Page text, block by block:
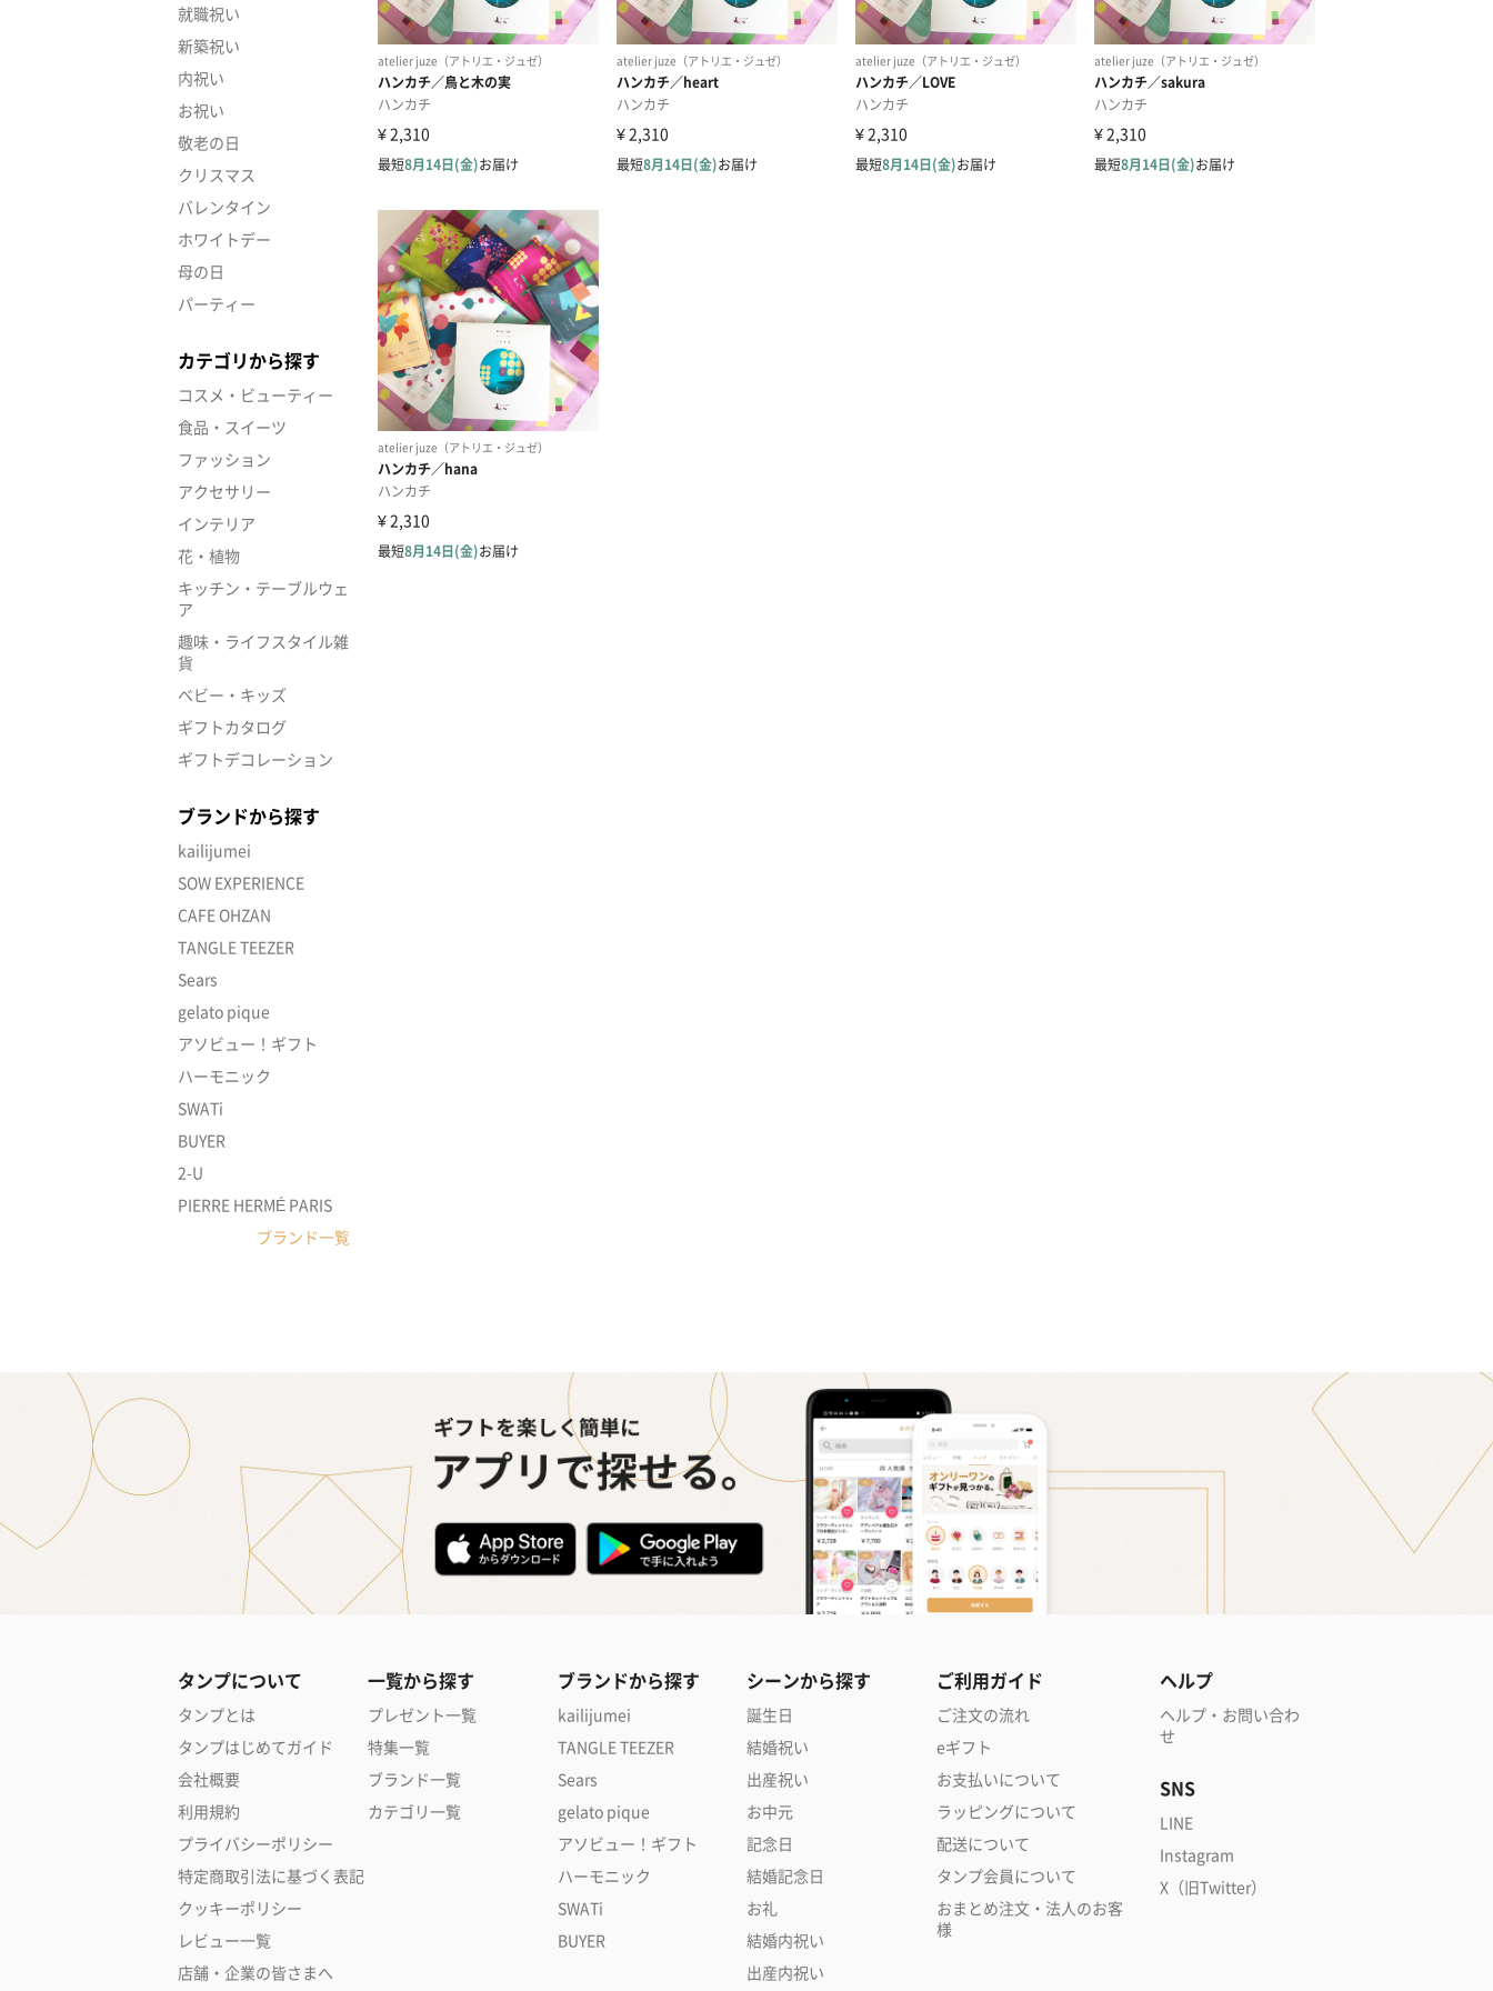
就職祝い
新築祝い
内祝い
お祝い
敬老の日
クリスマス
バレンタイン
ホワイトデー
母の日
パーティー
カテゴリから探す
コスメ・ビューティー
食品・スイーツ
ファッション
アクセサリー
インテリア
花・植物
キッチン・テーブルウェ
ア
趣味・ライフスタイル雑
貨
ベビー・キッズ
ギフトカタログ
ギフトデコレーション
ブランドから探す
kailijumei
SOW EXPERIENCE
CAFE OHZAN
TANGLE TEEZER
Sears
gelato pique
アソビュー！ギフト
ハーモニック
SWATi
BUYER
2-U
PIERRE HERMÉ PARIS
ブランド一覧
タンプについて
タンプとは
タンプはじめてガイド
会社概要
利用規約
プライバシーポリシー
特定商取引法に基づく表記
クッキーポリシー
レビュー一覧
店舗・企業の皆さまへ
一覧から探す
プレゼント一覧
特集一覧
ブランド一覧
カテゴリ一覧
ブランドから探す
kailijumei
TANGLE TEEZER
Sears
gelato pique
アソビュー！ギフト
ハーモニック
SWATi
BUYER
シーンから探す
誕生日
結婚祝い
出産祝い
お中元
記念日
結婚記念日
お礼
結婚内祝い
出産内祝い
ご利用ガイド
ご注文の流れ
eギフト
お支払いについて
ラッピングについて
配送について
タンプ会員について
おまとめ注文・法人のお客
様
ヘルプ
ヘルプ・お問い合わ
せ
SNS
LINE
Instagram
X（旧Twitter）